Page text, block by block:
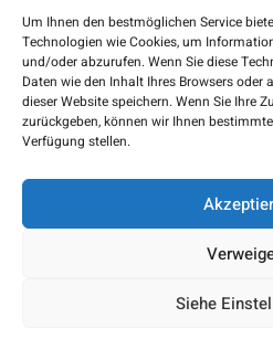
Um Ihnen den bestmöglichen Service
Technologien wie Cookies, um
und/oder abzurufen. Wenn Sie diese
Daten wie den Inhalt Ihres Browsers
dieser Website speichern. Wenn Sie Ihre
zurückgeben, können wir Ihnen
Verfügung stellen.
Siehe
Widerstandsfähigkeit genehmigt,
Modernisierung privater
Straßenverkehrsdienste erbringen,
im Straßengüterverkehr tätig sind,
Konjunkturbelebung,
der von der Europäischen Union -